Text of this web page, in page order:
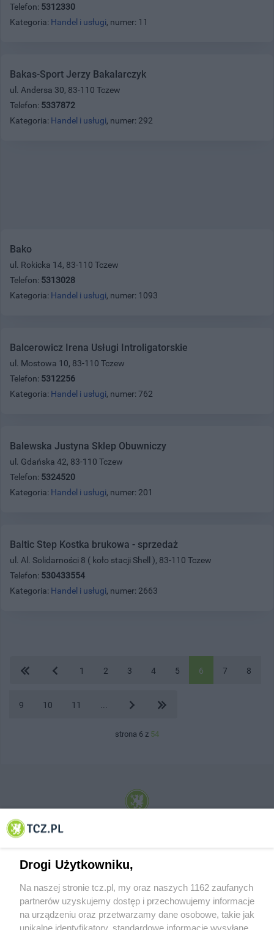
Telefon: 5312330
Kategoria: Handel i usługi, numer: 11
Bakas-Sport Jerzy Bakalarczyk
ul. Andersa 30, 83-110 Tczew
Telefon: 5337872
Kategoria: Handel i usługi, numer: 292
Bako
ul. Rokicka 14, 83-110 Tczew
Telefon: 5313028
Kategoria: Handel i usługi, numer: 1093
Balcerowicz Irena Usługi Introligatorskie
ul. Mostowa 10, 83-110 Tczew
Telefon: 5312256
Kategoria: Handel i usługi, numer: 762
Balewska Justyna Sklep Obuwniczy
ul. Gdańska 42, 83-110 Tczew
Telefon: 5324520
Kategoria: Handel i usługi, numer: 201
Baltic Step Kostka brukowa - sprzedaż
ul. Al. Solidarności 8 ( koło stacji Shell ), 83-110 Tczew
Telefon: 530433554
Kategoria: Handel i usługi, numer: 2663
1 2 3 4 5 6 7 8
9 10 11
strona 6 z 54
© 2001-2026 Tczew - TCZ.PL Sp. z o.o. Internetowy Serwis Informacyjny Miasta
Drogi Użytkowniku,
Na naszej stronie tcz.pl, my oraz naszych 1162 zaufanych
partnerów uzyskujemy dostęp i przechowujemy informacje
na urządzeniu oraz przetwarzamy dane osobowe, takie jak
unikalne identyfikatory, standardowe informacje wysyłane